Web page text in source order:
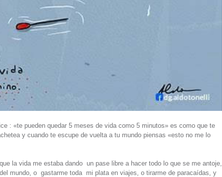
: «te pueden quedar 5 meses de vida como 5 minutos» es como que te
y cuando te escupe de vuelta a tu mundo piensas «esto no me lo
la vida me estaba dando un pase libre a hacer todo lo que se me antoje,
mundo, o gastarme toda mi plata en viajes, o tirarme de paracaídas, y